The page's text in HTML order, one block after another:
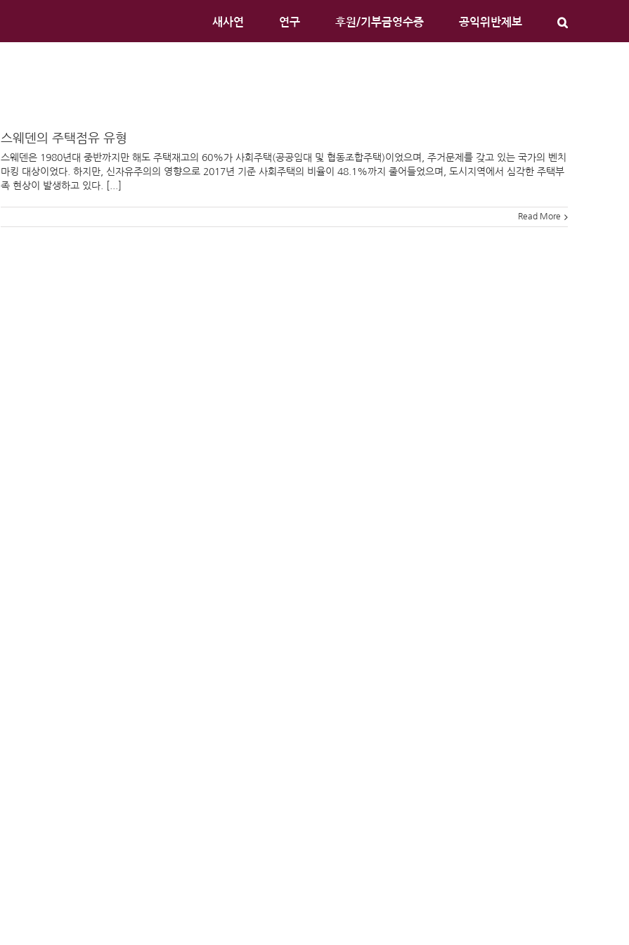
새사연 연구 후원/기부금영수증 공익위반제보
스웨덴의 주택점유 유형
스웨덴은 1980년대 중반까지만 해도 주택재고의 60%가 사회주택(공공임대 및 협동조합주택)이었으며, 주거문제를 갖고 있는 국가의 벤치
마킹 대상이었다. 하지만, 신자유주의의 영향으로 2017년 기준 사회주택의 비율이 48.1%까지 줄어들었으며, 도시지역에서 심각한 주택부
족 현상이 발생하고 있다. [...]
Read More